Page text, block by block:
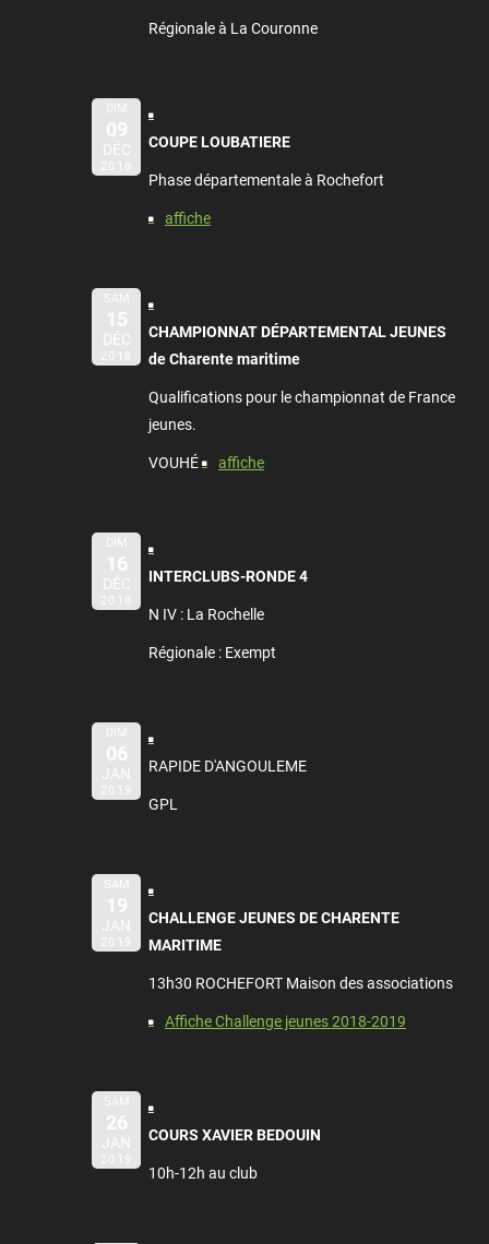
Régionale à La Couronne
DIM
09
DÉC
2018
COUPE LOUBATIERE
Phase départementale à Rochefort
affiche
SAM
15
DÉC
2018
CHAMPIONNAT DÉPARTEMENTAL JEUNES
de Charente maritime
Qualifications pour le championnat de France
jeunes.
VOUHÉ affiche
DIM
16
DÉC
2018
INTERCLUBS-RONDE 4
N IV : La Rochelle
Régionale : Exempt
DIM
06
JAN
2019
RAPIDE D'ANGOULEME
GPL
SAM
19
JAN
2019
CHALLENGE JEUNES DE CHARENTE
MARITIME
13h30 ROCHEFORT Maison des associations
Affiche Challenge jeunes 2018-2019
SAM
26
JAN
2019
COURS XAVIER BEDOUIN
10h-12h au club